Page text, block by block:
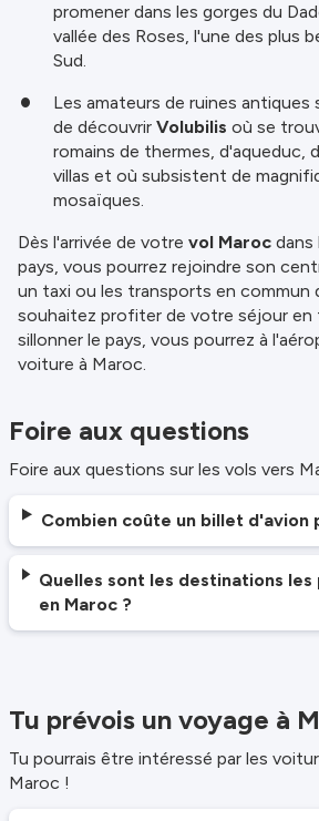
promener dans les gorges du
vallée des Roses, l'une des plus
Sud.
Les amateurs de ruines antiques
de découvrir Volubilis où se
romains de thermes, d'aqueduc,
villas et où subsistent de
mosaïques.
Dès l'arrivée de votre vol Maroc dans
pays, vous pourrez rejoindre son
un taxi ou les transports en commun
souhaitez profiter de votre séjour
sillonner le pays, vous pourrez à
voiture à Maroc.
Foire aux questions
Foire aux questions sur les vols vers
Combien coûte un billet d'avion
Quelles sont les destinations les
en Maroc ?
Tu prévois un voyage à
Tu pourrais être intéressé par les
Maroc !